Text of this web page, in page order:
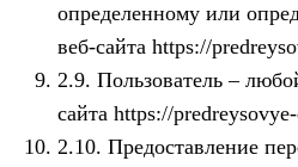
определенному или
веб-сайта https://
2.9. Пользователь –
сайта https://
2.10. Предоставление